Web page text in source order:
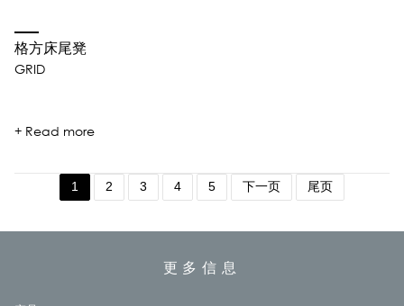
格方床尾凳
GRID
+ Read more
1 2 3 4 5 下一页 尾页
更多信息